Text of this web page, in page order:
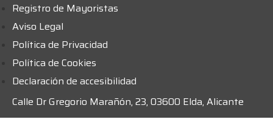
Registro de Mayoristas
Aviso Legal
Política de Privacidad
Política de Cookies
Declaración de accesibilidad
Calle Dr Gregorio Marañón, 23, 03600 Elda, Alicante